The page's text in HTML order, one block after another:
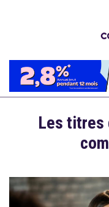
principal
Les titres